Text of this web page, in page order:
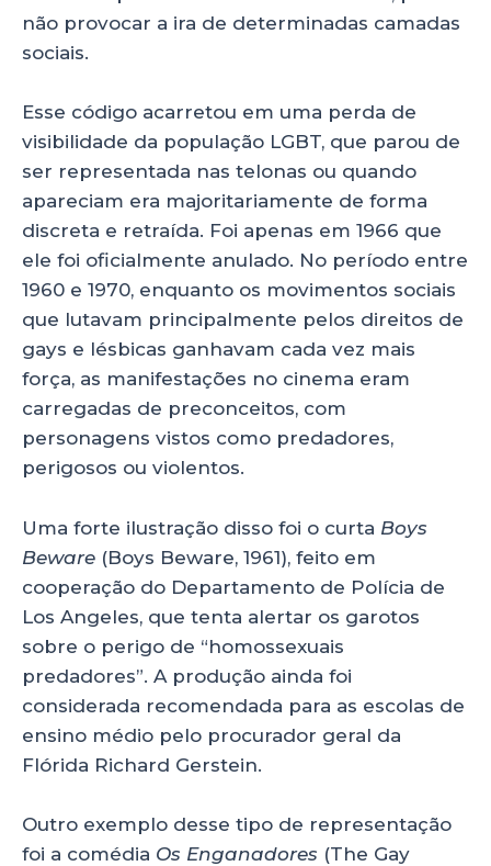
não provocar a ira de determinadas camadas
sociais.
Esse código acarretou em uma perda de
visibilidade da população LGBT, que parou de
ser representada nas telonas ou quando
apareciam era majoritariamente de forma
discreta e retraída. Foi apenas em 1966 que
ele foi oficialmente anulado. No período entre
1960 e 1970, enquanto os movimentos sociais
que lutavam principalmente pelos direitos de
gays e lésbicas ganhavam cada vez mais
força, as manifestações no cinema eram
carregadas de preconceitos, com
personagens vistos como predadores,
perigosos ou violentos.
Uma forte ilustração disso foi o curta Boys
Beware (Boys Beware, 1961), feito em
cooperação do Departamento de Polícia de
Los Angeles, que tenta alertar os garotos
sobre o perigo de “homossexuais
predadores”. A produção ainda foi
considerada recomendada para as escolas de
ensino médio pelo procurador geral da
Flórida Richard Gerstein.
Outro exemplo desse tipo de representação
foi a comédia Os Enganadores (The Gay